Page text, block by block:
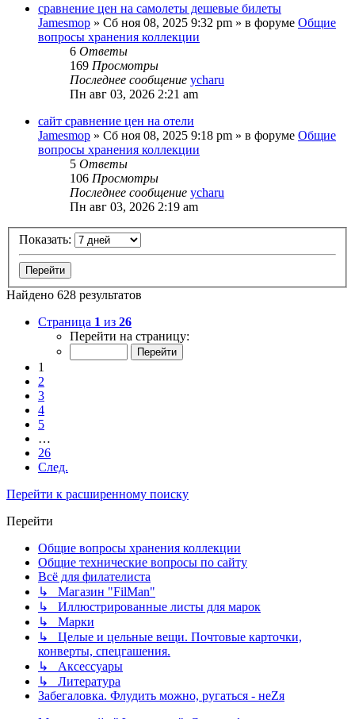
сравнение цен на самолеты дешевые билеты
Jamesmop » Сб ноя 08, 2025 9:32 pm » в форуме Общие
вопросы хранения коллекции
6 Ответы
169 Просмотры
Последнее сообщение ycharu
Пн авг 03, 2026 2:21 am
сайт сравнение цен на отели
Jamesmop » Сб ноя 08, 2025 9:18 pm » в форуме Общие
вопросы хранения коллекции
5 Ответы
106 Просмотры
Последнее сообщение ycharu
Пн авг 03, 2026 2:19 am
Показать:
Найдено 628 результатов
Страница 1 из 26
Перейти на страницу:
1
2
3
4
5
…
26
След.
Перейти к расширенному поиску
Перейти
Общие вопросы хранения коллекции
Общие технические вопросы по сайту
Всё для филателиста
↳ Магазин "FilMan"
↳ Иллюстрированные листы для марок
↳ Марки
↳ Целые и цельные вещи. Почтовые карточки,
конверты, спецгашения.
↳ Аксессуары
↳ Литература
Забегаловка. Флудить можно, ругаться - неZя